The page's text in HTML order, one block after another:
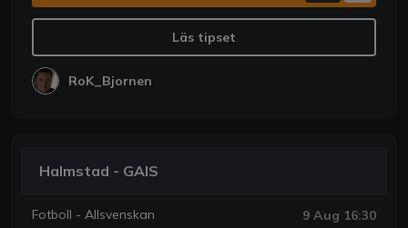
Läs tipset
RoK_Bjornen
Halmstad - GAIS
Fotboll - Allsvenskan 9 Aug 16:30